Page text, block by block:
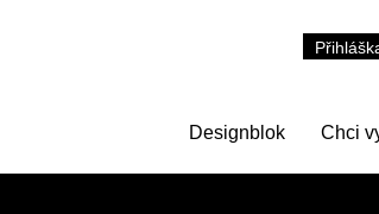
Designblok Chci